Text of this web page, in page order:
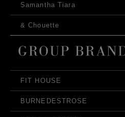
Samantha Tiara
& Chouette
FIT HOUSE
BURNEDESTROSE